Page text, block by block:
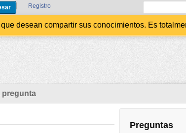
Registro
desean compartir sus conocimientos. Es
pregunta
Preguntas